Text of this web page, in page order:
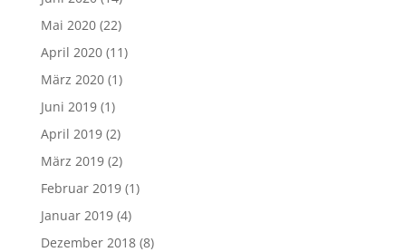
Mai 2020(22)
April 2020(11)
März 2020(1)
Juni 2019(1)
April 2019(2)
März 2019(2)
Februar 2019(1)
Januar 2019(4)
Dezember 2018(8)